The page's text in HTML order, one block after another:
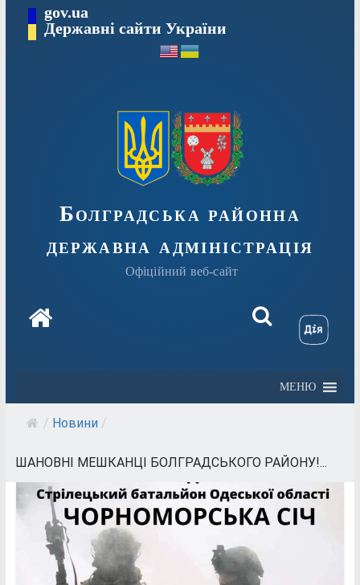
Перейтиgov.ua
Державні сайти України
Болградська районна
державна адміністрація
Офіційний веб-сайт
МЕНЮ
/ Новини /
ШАНОВНІ МЕШКАНЦІ БОЛГРАДСЬКОГО РАЙОНУ!...